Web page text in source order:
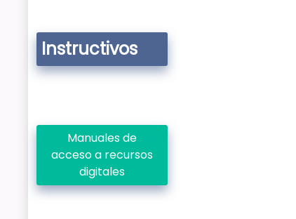
Instructivos
Manuales de
acceso a recursos
digitales